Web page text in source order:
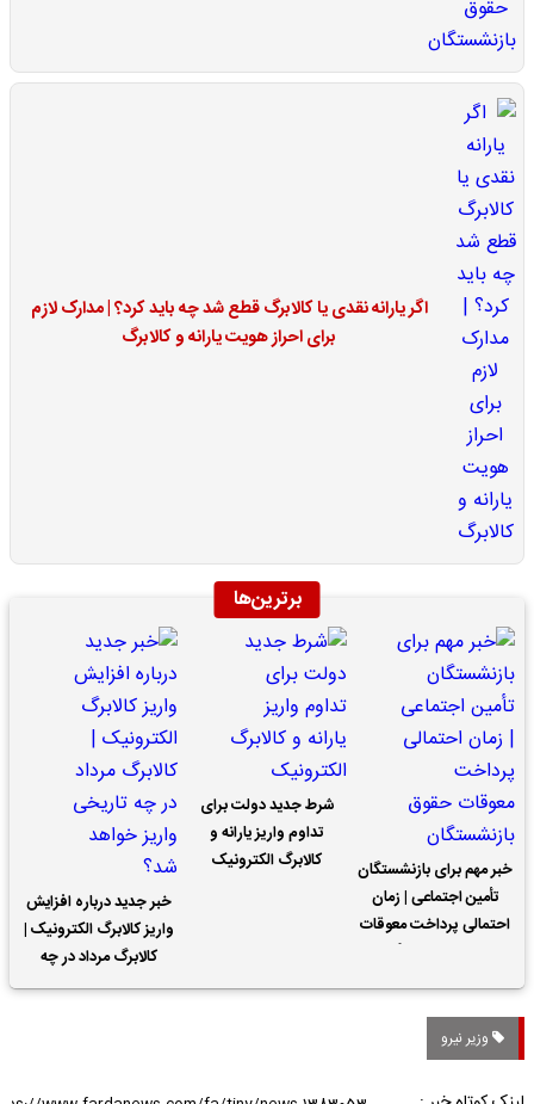
اگر یارانه نقدی یا کالابرگ قطع شد چه باید کرد؟ | مدارک لازم
برای احراز هویت یارانه و کالابرگ
برترین‌ها
خبر مهم برای بازنشستگان
تأمین اجتماعی | زمان
احتمالی پرداخت معوقات
شرط جدید دولت برای
تداوم واریز یارانه و
کالابرگ الکترونیک
خبر جدید درباره افزایش
واریز کالابرگ الکترونیک |
کالابرگ مرداد در چه
تاریخی واریز خواهد شد؟
وزیر نیرو